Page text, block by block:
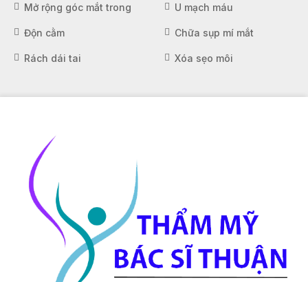
Mở rộng góc mắt trong U mạch máu
Độn cằm Chữa sụp mí mắt
Rách dái tai Xóa sẹo môi